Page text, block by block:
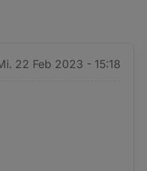
22 Feb 2023 - 15:18